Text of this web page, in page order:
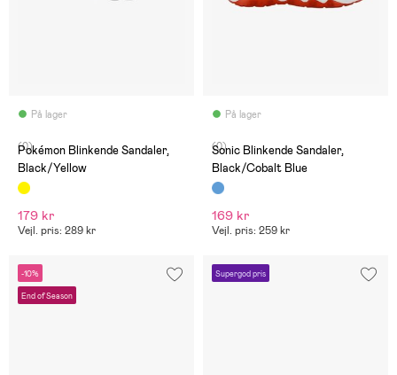
På lager
(0)
Pokémon Blinkende Sandaler,
Black/Yellow
179 kr
Vejl. pris: 289 kr
På lager
(0)
Sonic Blinkende Sandaler,
Black/Cobalt Blue
169 kr
Vejl. pris: 259 kr
-10%
End of Season
Supergod pris